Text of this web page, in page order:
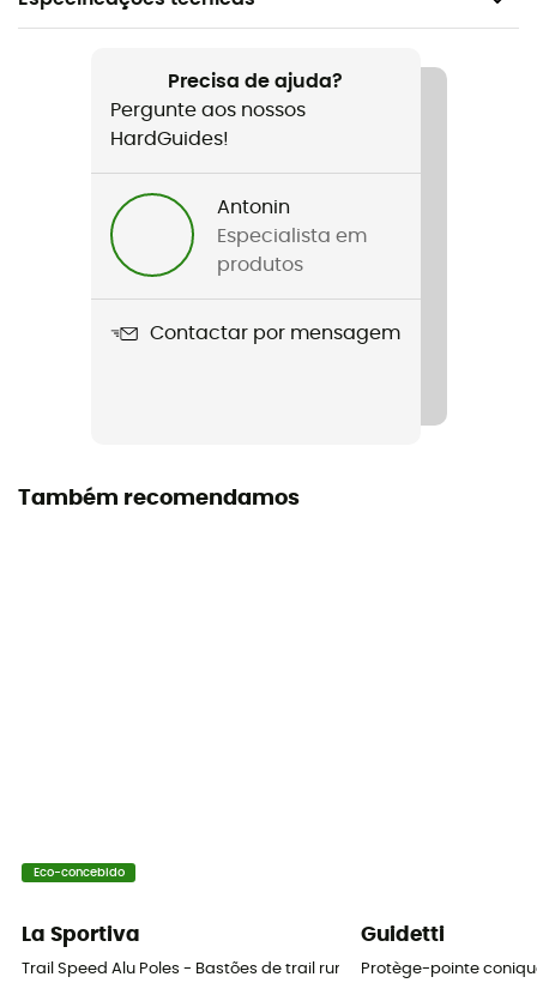
2 x 90 g (120 cm)
Distance Carbon
Materiais
Comprimento fixo
Par
Sim
Precisa de ajuda?
Pergunte aos nossos
HardGuides!
Antonin
Especialista em
produtos
Contactar por mensagem
Também recomendamos
Eco-concebido
La Sportiva
Trail Speed Alu Poles - Bastões de trail running
Guidetti
Protège-pointe